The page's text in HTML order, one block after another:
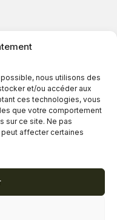
nous utilisons des
et/ou accéder aux
ces technologies, vous
que votre comportement
sur ce site. Ne pas
affecter certaines
9h00 à 17h30
9h00 à 20h00
9h00 à 18h00
11h00 à 16h30